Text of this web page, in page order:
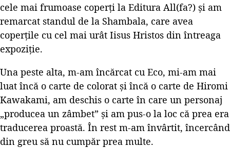
cele mai frumoase coperți la Editura All(fa?) și am
remarcat standul de la Shambala, care avea
coperțile cu cel mai urât Iisus Hristos din întreaga
expoziție.
Una peste alta, m-am încărcat cu Eco, mi-am mai
luat încă o carte de colorat și încă o carte de Hiromi
Kawakami, am deschis o carte în care un personaj
„producea un zâmbet” și am pus-o la loc că prea era
traducerea proastă. În rest m-am învârtit, încercând
din greu să nu cumpăr prea multe.